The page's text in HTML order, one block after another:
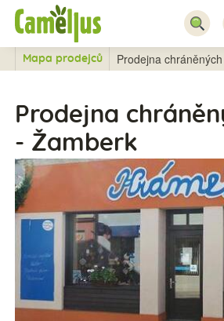
Mapa prodejců Prodejna
Prodejna
- Žamberk